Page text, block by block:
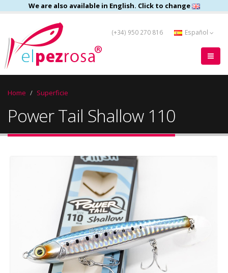
We are also available in English. Click to change
(+34) 950 270 816 Español
Home Superficie
Power Tail Shallow 110